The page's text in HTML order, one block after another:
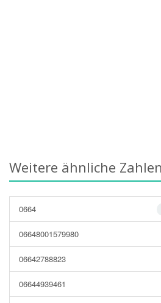
Weitere ähnliche Zahlen
0664
06648001579980
06642788823
06644939461